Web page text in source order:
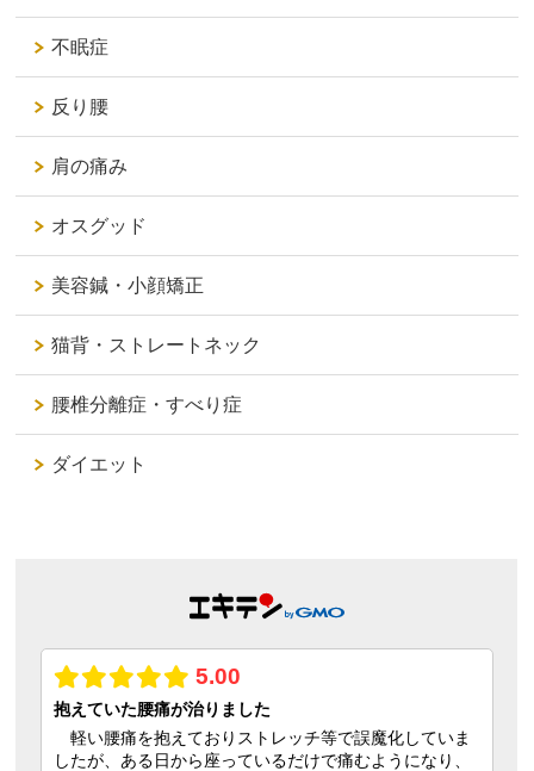
不眠症
反り腰
肩の痛み
オスグッド
美容鍼・小顔矯正
猫背・ストレートネック
腰椎分離症・すべり症
ダイエット